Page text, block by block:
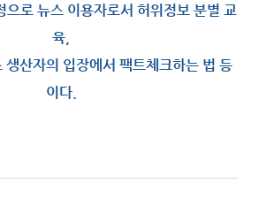
으로 뉴스 이용자로서 허위정보 분별 교
육,
생산자의 입장에서 팩트체크하는 법 등
이다.